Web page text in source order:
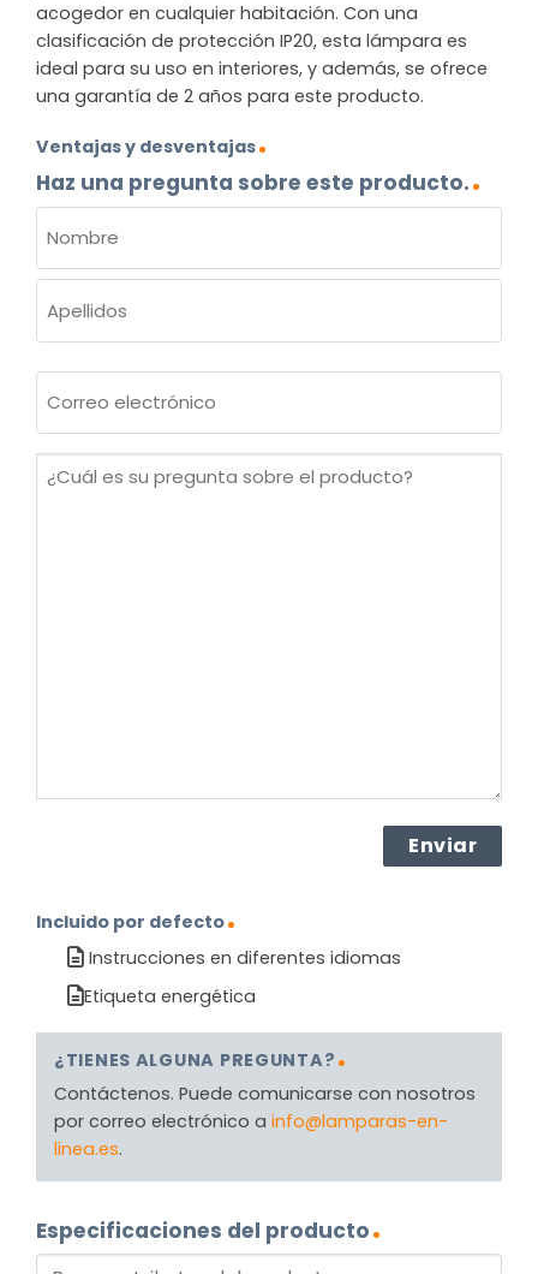
acogedor en cualquier habitación. Con una
clasificación de protección IP20, esta lámpara es
ideal para su uso en interiores, y además, se ofrece
una garantía de 2 años para este producto.
Ventajas y desventajas
Haz una pregunta sobre este producto.
(OBLIGATORIO)
Nombre
electrónico
¿Cuál
Incluido por defecto
Instrucciones en diferentes idiomas
Etiqueta energética
¿TIENES ALGUNA PREGUNTA?
Contáctenos. Puede comunicarse con nosotros
por correo electrónico a info@lamparas-en-
linea.es.
Especificaciones del producto